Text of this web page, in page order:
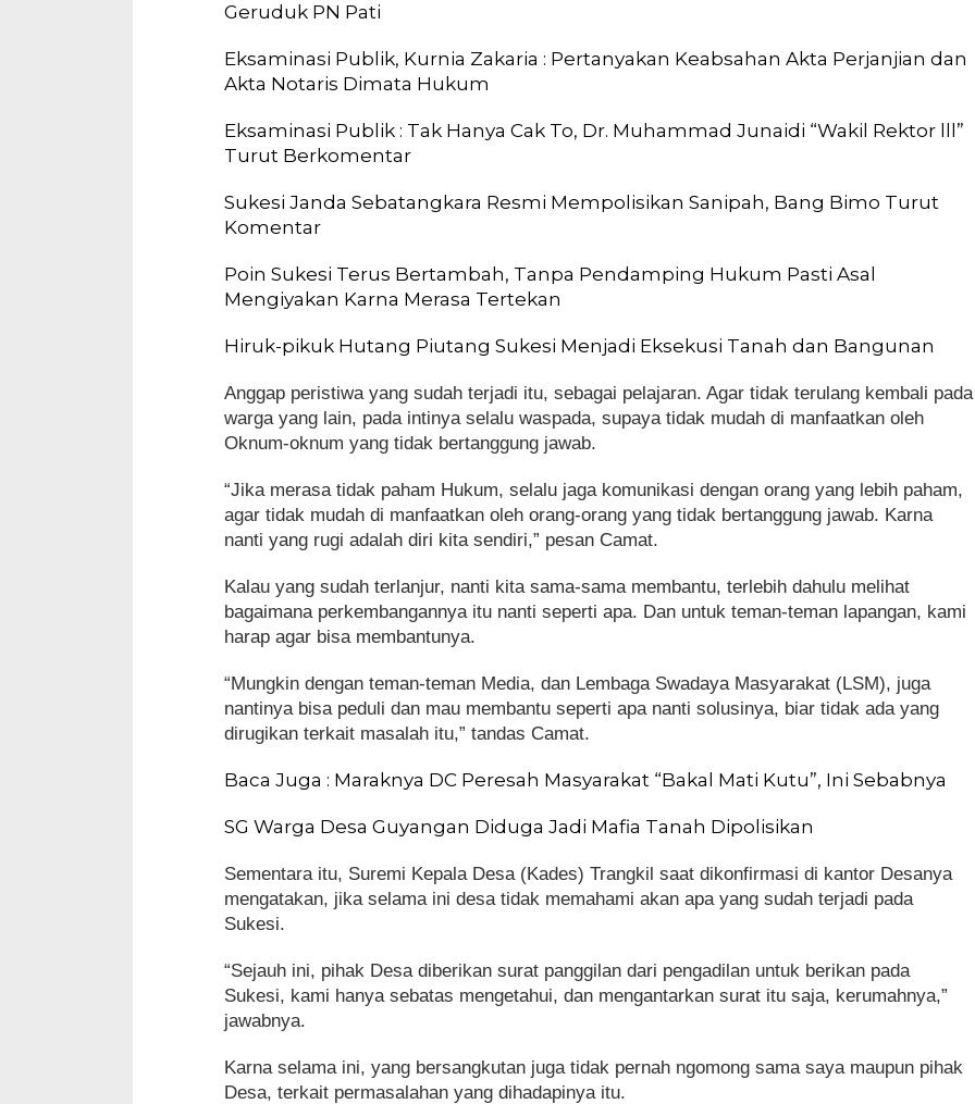
Geruduk PN Pati
Eksaminasi Publik, Kurnia Zakaria : Pertanyakan Keabsahan Akta Perjanjian dan
Akta Notaris Dimata Hukum
Eksaminasi Publik : Tak Hanya Cak To, Dr. Muhammad Junaidi “Wakil Rektor lll”
Turut Berkomentar
Sukesi Janda Sebatangkara Resmi Mempolisikan Sanipah, Bang Bimo Turut
Komentar
Poin Sukesi Terus Bertambah, Tanpa Pendamping Hukum Pasti Asal
Mengiyakan Karna Merasa Tertekan
Hiruk-pikuk Hutang Piutang Sukesi Menjadi Eksekusi Tanah dan Bangunan
Anggap peristiwa yang sudah terjadi itu, sebagai pelajaran. Agar tidak terulang kembali pada
warga yang lain, pada intinya selalu waspada, supaya tidak mudah di manfaatkan oleh
Oknum-oknum yang tidak bertanggung jawab.
“Jika merasa tidak paham Hukum, selalu jaga komunikasi dengan orang yang lebih paham,
agar tidak mudah di manfaatkan oleh orang-orang yang tidak bertanggung jawab. Karna
nanti yang rugi adalah diri kita sendiri,” pesan Camat.
Kalau yang sudah terlanjur, nanti kita sama-sama membantu, terlebih dahulu melihat
bagaimana perkembangannya itu nanti seperti apa. Dan untuk teman-teman lapangan, kami
harap agar bisa membantunya.
“Mungkin dengan teman-teman Media, dan Lembaga Swadaya Masyarakat (LSM), juga
nantinya bisa peduli dan mau membantu seperti apa nanti solusinya, biar tidak ada yang
dirugikan terkait masalah itu,” tandas Camat.
Baca Juga : Maraknya DC Peresah Masyarakat “Bakal Mati Kutu”, Ini Sebabnya
SG Warga Desa Guyangan Diduga Jadi Mafia Tanah Dipolisikan
Sementara itu, Suremi Kepala Desa (Kades) Trangkil saat dikonfirmasi di kantor Desanya
mengatakan, jika selama ini desa tidak memahami akan apa yang sudah terjadi pada
Sukesi.
“Sejauh ini, pihak Desa diberikan surat panggilan dari pengadilan untuk berikan pada
Sukesi, kami hanya sebatas mengetahui, dan mengantarkan surat itu saja, kerumahnya,”
jawabnya.
Karna selama ini, yang bersangkutan juga tidak pernah ngomong sama saya maupun pihak
Desa, terkait permasalahan yang dihadapinya itu.